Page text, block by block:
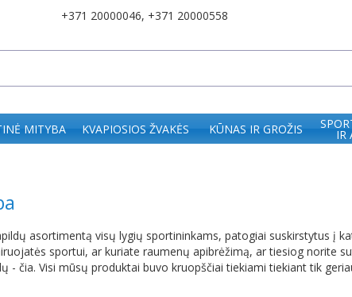
+371 20000046, +371 20000558
MITYBA KVAPIOSIOS ŽVAKĖS KŪNAS IR GROŽIS IR
asortimentą visų lygių sportininkams, patogiai suskirstytus į
sportui, ar kuriate raumenų apibrėžimą, ar tiesiog norite
- čia. Visi mūsų produktai buvo kruopščiai tiekiami tiekiant tik